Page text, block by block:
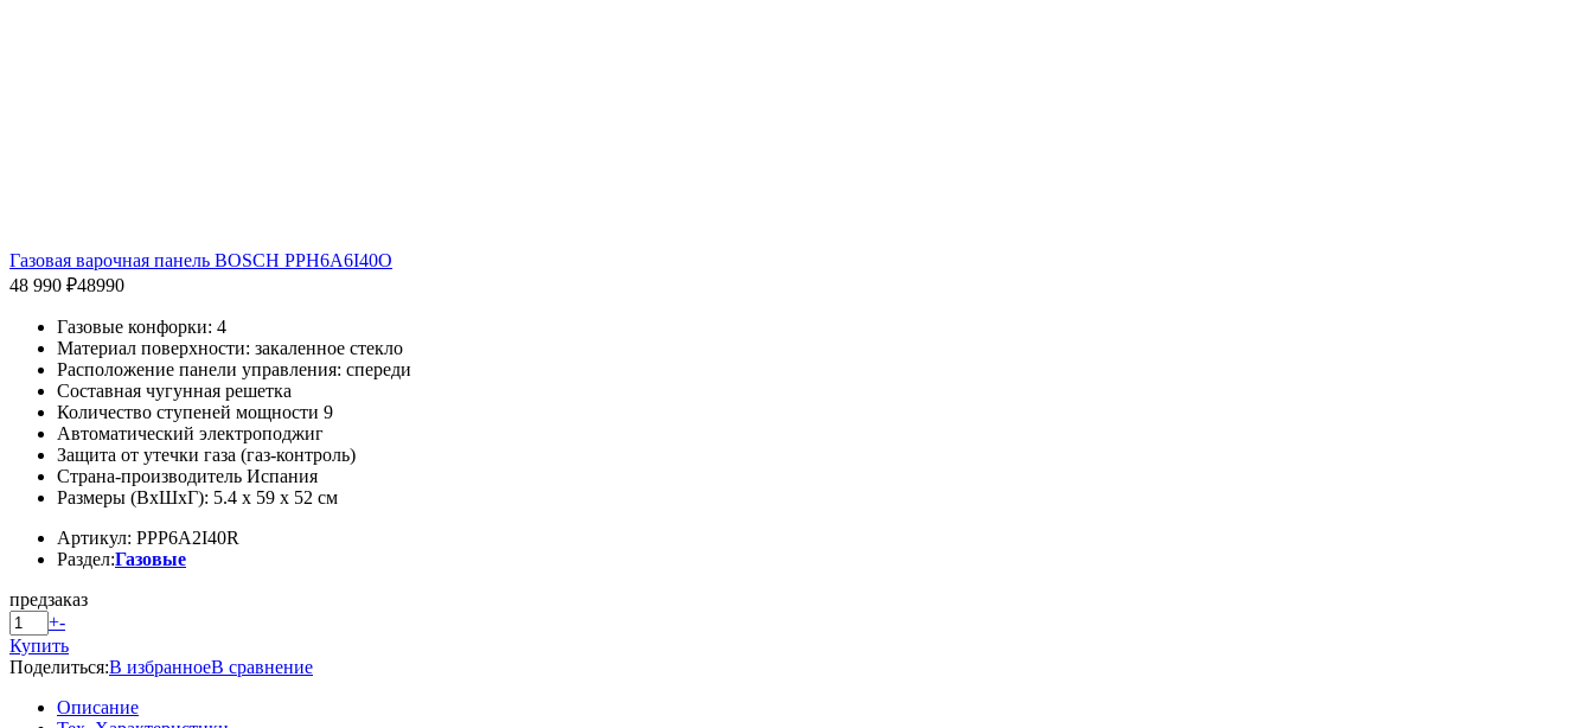
Газовая варочная панель BOSCH PPH6A6I40O
48 990 ₽48990
Газовые конфорки: 4
Материал поверхности: закаленное стекло
Расположение панели управления: спереди
Составная чугунная решетка
Количество ступеней мощности 9
Автоматический электроподжиг
Защита от утечки газа (газ-контроль)
Страна-производитель Испания
Размеры (ВхШхГ): 5.4 x 59 x 52 см
Артикул: PPP6A2I40R
Раздел:Газовые
предзаказ
+-
Купить
Поделиться:В избранноеВ сравнение
Описание